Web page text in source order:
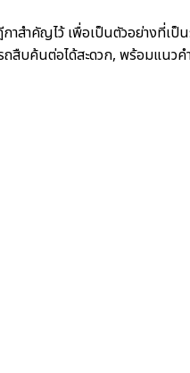
าสำคัญไว้ เพื่อเป็นตัวอย่างที่เ
สืบค้นต่อได้สะดวก, พร้อมแน